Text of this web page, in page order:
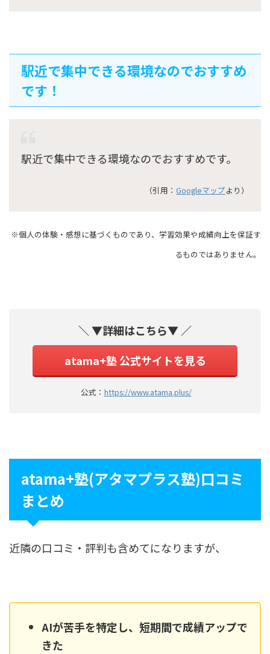
駅近で集中できる環境なのでおすすめ
です！
駅近で集中できる環境なのでおすすめです。
（引用： Googleマップより）
※個人の体験・感想に基づくものであり、学習効果や成績向上を保証す
るものではありません。
＼ ▼詳細はこちら▼ ／
atama+塾 公式サイトを見る
公式： https://www.atama.plus/
atama+塾(アタマプラス塾)口コミ
まとめ
近隣の口コミ・評判も含めてになりますが、
AIが苦手を特定し、短期間で成績アップで
きた